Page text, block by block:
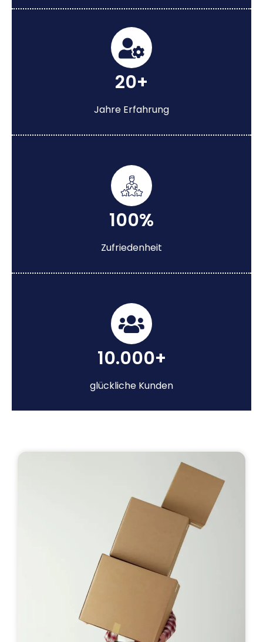
20+
Jahre Erfahrung
100%
Zufriedenheit
10.000+
glückliche Kunden